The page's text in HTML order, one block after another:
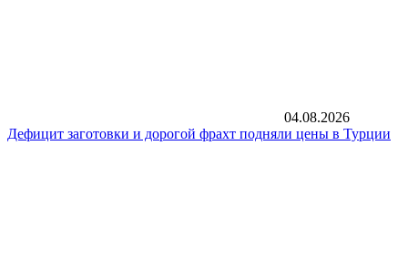
04.08.2026
Дефицит заготовки и дорогой фрахт подняли цены в Турции